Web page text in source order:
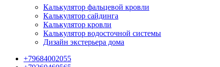
Калькулятор фальцевой кровли
Калькулятор сайдинга
Калькулятор кровли
Калькулятор водосточной системы
Дизайн экстерьера дома
+79684002055